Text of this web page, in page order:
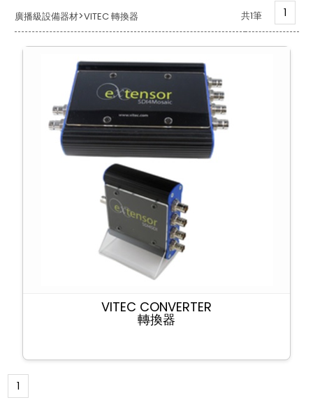
廣播級設備器材>VITEC 轉換器 共1筆 1
VITEC CONVERTER
轉換器
1